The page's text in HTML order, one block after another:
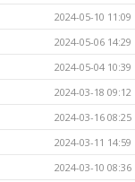
2024-05-10 11:09
2024-05-06 14:29
2024-05-04 10:39
2024-03-18 09:12
2024-03-16 08:25
2024-03-11 14:59
2024-03-10 08:36